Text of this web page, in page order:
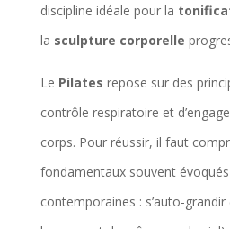
discipline idéale pour la
la sculpture corporelle
Le Pilates repose sur des
contrôle respiratoire et
corps. Pour réussir, il faut
fondamentaux souvent
contemporaines : s’auto-